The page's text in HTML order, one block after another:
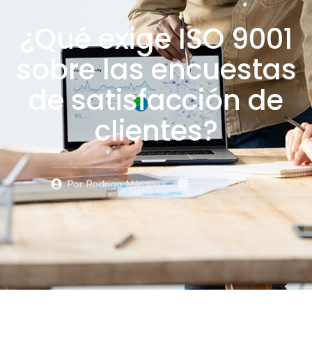
¿Qué exige ISO 9001
sobre las encuestas
de satisfacción de
clientes?
PorRodrigo Márquez junio 16, 2026